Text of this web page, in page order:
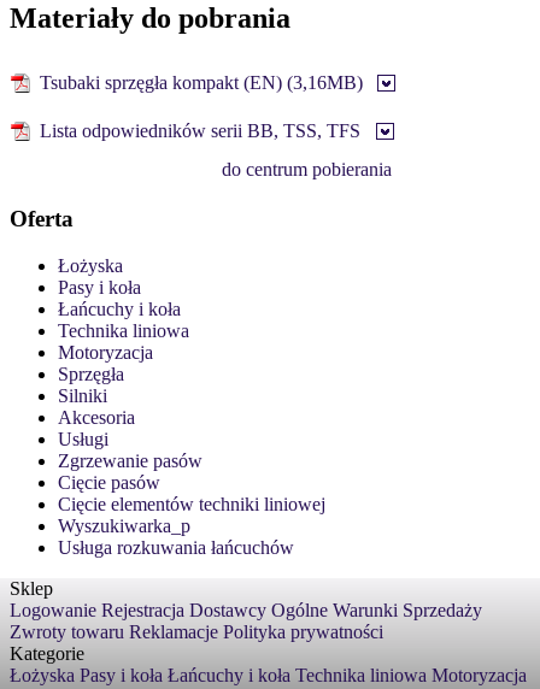
Materiały do pobrania
Tsubaki sprzęgła kompakt (EN) (3,16MB)
Lista odpowiedników serii BB, TSS, TFS
do centrum pobierania
Oferta
Łożyska
Pasy i koła
Łańcuchy i koła
Technika liniowa
Motoryzacja
Sprzęgła
Silniki
Akcesoria
Usługi
Zgrzewanie pasów
Cięcie pasów
Cięcie elementów techniki liniowej
Wyszukiwarka_p
Usługa rozkuwania łańcuchów
Sklep
Logowanie Rejestracja Dostawcy Ogólne Warunki Sprzedaży
Zwroty towaru Reklamacje Polityka prywatności
Kategorie
Łożyska Pasy i koła Łańcuchy i koła Technika liniowa Motoryzacja